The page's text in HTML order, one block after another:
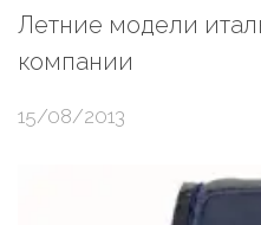
Летние модели
компании
15/08/2013